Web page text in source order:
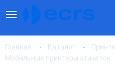
Главная Каталог
Мобильные принтеры этикеток